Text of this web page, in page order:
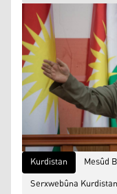
Kurdistan Mesûd
Serxwebûna